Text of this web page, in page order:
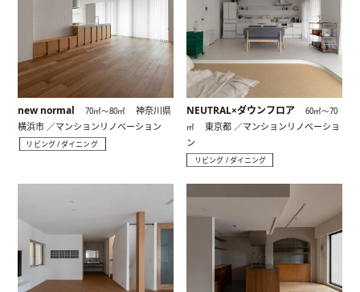
new normal 70㎡〜80㎡
神奈川県
横浜市 ／マンションリノベーション
リビング / ダイニング
NEUTRAL×ダウンフロア
60㎡〜70
㎡
東京都 ／マンションリノベーショ
ン
リビング / ダイニング